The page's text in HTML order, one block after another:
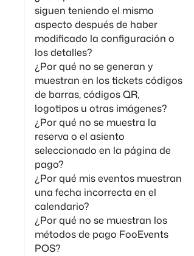
siguen teniendo el mismo
aspecto después de haber
modificado la configuración o
los detalles?
¿Por qué no se generan y
muestran en los tickets códigos
de barras, códigos QR,
logotipos u otras imágenes?
¿Por qué no se muestra la
reserva o el asiento
seleccionado en la página de
pago?
¿Por qué mis eventos muestran
una fecha incorrecta en el
calendario?
¿Por qué no se muestran los
métodos de pago FooEvents
POS?